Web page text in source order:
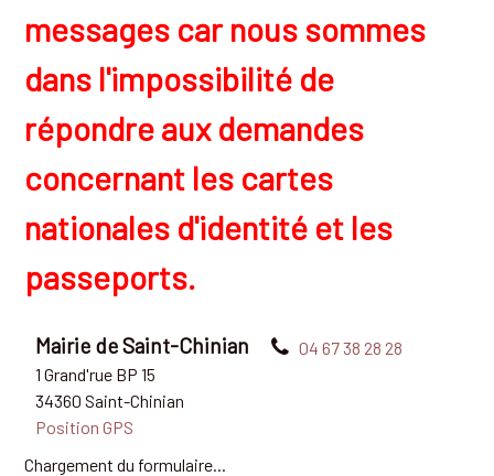
messages car nous sommes
dans l'impossibilité de
répondre aux demandes
concernant les cartes
nationales d'identité et les
passeports.
Mairie de Saint-Chinian
1 Grand'rue BP 15
34360 Saint-Chinian
Position GPS
04 67 38 28 28
Chargement du formulaire...